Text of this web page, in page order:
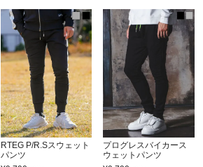
RTEG P/R.Sスウェット
パンツ
プログレスバイカース
ウェットパンツ